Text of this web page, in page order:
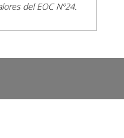
del EOC Nº24.